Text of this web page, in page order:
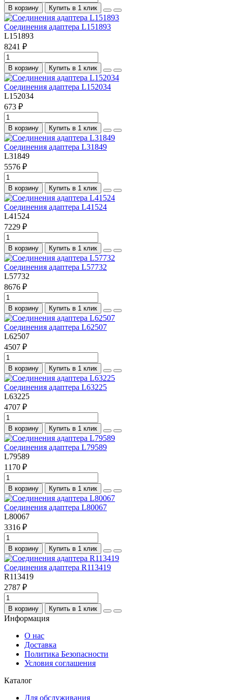
В корзину Купить в 1 клик
Соединения адаптера L151893
L151893
8241 ₽
В корзину Купить в 1 клик
Соединения адаптера L152034
L152034
673 ₽
В корзину Купить в 1 клик
Соединения адаптера L31849
L31849
5576 ₽
В корзину Купить в 1 клик
Соединения адаптера L41524
L41524
7229 ₽
В корзину Купить в 1 клик
Соединения адаптера L57732
L57732
8676 ₽
В корзину Купить в 1 клик
Соединения адаптера L62507
L62507
4507 ₽
В корзину Купить в 1 клик
Соединения адаптера L63225
L63225
4707 ₽
В корзину Купить в 1 клик
Соединения адаптера L79589
L79589
1170 ₽
В корзину Купить в 1 клик
Соединения адаптера L80067
L80067
3316 ₽
В корзину Купить в 1 клик
Соединения адаптера R113419
R113419
2787 ₽
В корзину Купить в 1 клик
Информация
О нас
Доставка
Политика Безопасности
Условия соглашения
Каталог
Для обслуживания